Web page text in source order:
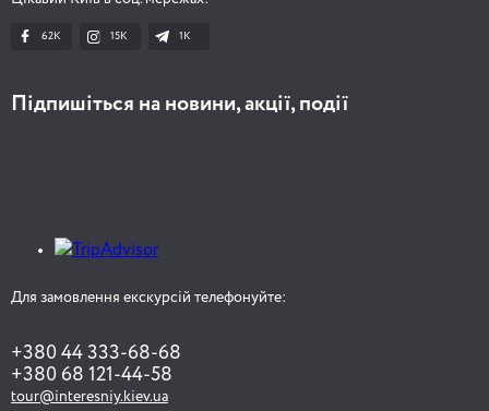
62K 15K 1К
Підпишіться на новини, акції, події
Для замовлення екскурсій телефонуйте:
+380 44 333-68-68
+380 68 121-44-58
tour@interesniy.kiev.ua